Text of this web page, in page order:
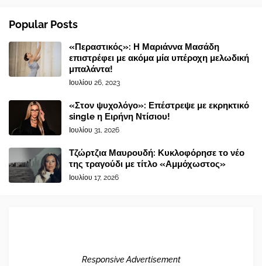
Popular Posts
«Περαστικός»: Η Μαριάννα Μασάδη
επιστρέφει με ακόμα μία υπέροχη μελωδική
μπαλάντα!
Ιουλίου 26, 2023
«Στον ψυχολόγο»: Επέστρεψε με εκρηκτικό
single η Ειρήνη Ντίσιου!
Ιουλίου 31, 2026
Τζώρτζια Μαυρουδή: Κυκλοφόρησε το νέο
της τραγούδι με τίτλο «Αμμόχωστος»
Ιουλίου 17, 2026
Responsive Advertisement